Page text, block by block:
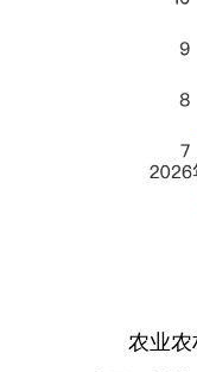
农业